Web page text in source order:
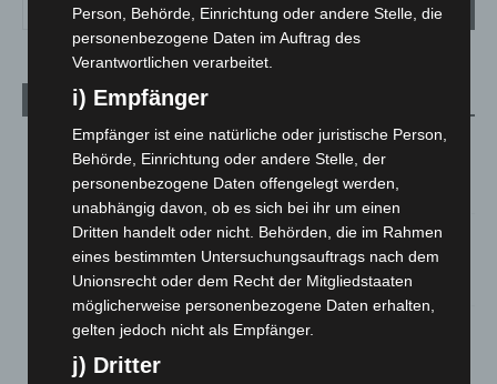
Aktuelle Beiträge
Brand im „Haus der Begegnung“ in Neuwarmbüchen schnell
eingedämmt
6. August 2026
Region Hannover: 21 neue Notfallsanitäter starten beim
Roten Kreuz
5. August 2026
Mann läuft mit Hockeyschläger über A7 – Polizei sucht
5. August 2026
Person, Behörde, Einrichtung oder andere Stelle, die
personenbezogene Daten im Auftrag des
Verantwortlichen verarbeitet.
i) Empfänger
Empfänger ist eine natürliche oder juristische Person,
Behörde, Einrichtung oder andere Stelle, der
personenbezogene Daten offengelegt werden,
unabhängig davon, ob es sich bei ihr um einen
Dritten handelt oder nicht. Behörden, die im Rahmen
eines bestimmten Untersuchungsauftrags nach dem
Unionsrecht oder dem Recht der Mitgliedstaaten
möglicherweise personenbezogene Daten erhalten,
gelten jedoch nicht als Empfänger.
j) Dritter